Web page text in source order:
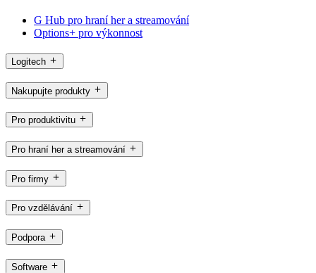
G Hub pro hraní her a streamování
Options+ pro výkonnost
Logitech
Nakupujte produkty
Pro produktivitu
Pro hraní her a streamování
Pro firmy
Pro vzdělávání
Podpora
Software